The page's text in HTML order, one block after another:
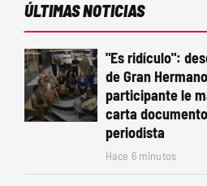
ÚLTIMAS NOTICIAS
"Es ridículo":
de Gran
participante le
carta
periodista
Hace 6 minutos